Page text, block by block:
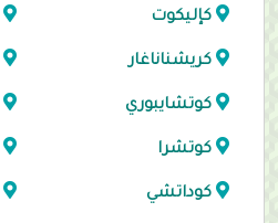
كإليكوت
كريشناناغار
كوتشايبوري
كوتشرا
كوداتشي